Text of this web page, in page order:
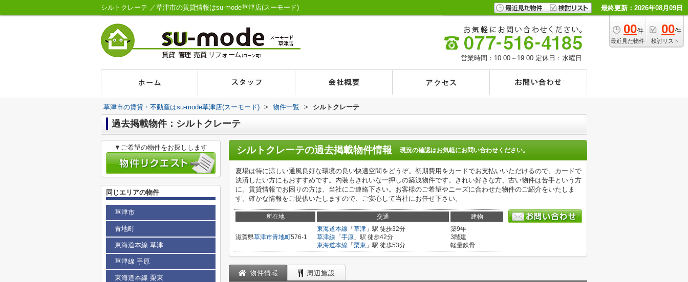
シルトクレーテ ／草津市の賃貸情報はsu-mode草津店(スーモード) 最終更新：2026年08月09日
00件
最近見た物件
00件
検討リスト
営業時間：10:00～19:00 定休日：水曜日
草津市の賃貸・不動産はsu-mode草津店(スーモード) > 物件一覧 > シルトクレーテ
過去掲載物件：シルトクレーテ
シルトクレーテの過去掲載物件情報 現況の確認はお気軽にお問い合わせください。
夏場は特に涼しい通風良好な環境の良い快適空間をどうぞ。初期費用をカードでお支払いいただけるので、カードで
決済したい方にもおすすめです。内装もきれいな一押しの築浅物件です。きれい好きな方、古い物件は苦手という方
に。賃貸情報でお困りの方は、当社にご連絡下さい。お客様のご希望やニーズに合わせた物件のご紹介をいたしま
す。確かな情報をご提供いたしますので、ご安心して当社にお任せ下さい。
所在地 交通 建物
滋賀県草津市青地町576-1
東海道本線 「 草津 」駅 徒歩32分
草津線 「 手原 」駅 徒歩42分
東海道本線 「 栗東 」駅 徒歩53分
築9年
3階建
軽量鉄骨
物件情報 周辺施設
▼ご希望の物件をお探しします
同じエリアの物件
草津市
青地町
東海道本線 草津
草津線 手原
東海道本線 栗東